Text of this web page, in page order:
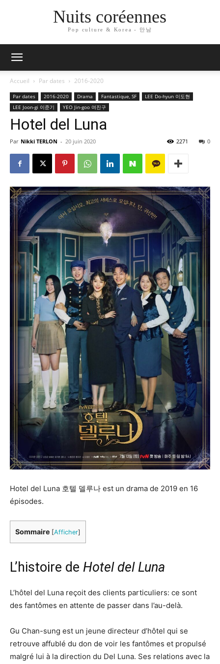
Nuits coréennes
Pop culture & Korea - 만남
Accueil Par dates 2016-2020
Par dates 2016-2020 Drama Fantastique, SF
LEE Do-hyun 이도현
LEE Joon-gi 이준기
YEO Jin-goo 여진구
Hotel del Luna
Par Nikki TERLON - 20 juin 2020 0
2271
Hotel del Luna 호텔 델루나 est un drama de 2019 en 16
épisodes.
Sommaire [Afficher]
L’histoire de Hotel del Luna
L’hôtel del Luna reçoit des clients particuliers: ce sont
des fantômes en attente de passer dans l’au-delà.
Gu Chan-sung est un jeune directeur d’hôtel qui se
retrouve affublé du don de voir les fantômes et propulsé
malgré lui à la direction du Del Luna. Ses relations avec la